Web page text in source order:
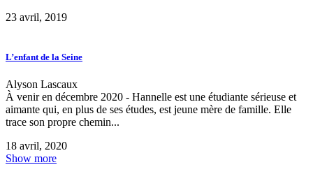
23 avril, 2019
L’enfant de la Seine
Alyson Lascaux
À venir en décembre 2020 - Hannelle est une étudiante sérieuse et
aimante qui, en plus de ses études, est jeune mère de famille. Elle
trace son propre chemin...
18 avril, 2020
Show more